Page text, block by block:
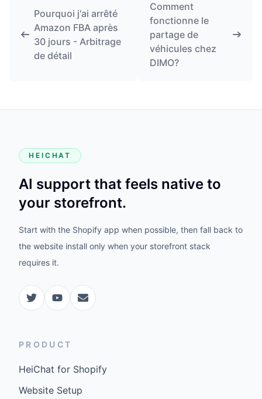
Pourquoi j'ai arrêté
Amazon FBA après
30 jours - Arbitrage
de détail
Comment
fonctionne le
partage de
véhicules chez
DIMO?
HEICHAT
AI support that feels native to
your storefront.
Start with the Shopify app when possible, then fall back to
the website install only when your storefront stack
requires it.
PRODUCT
HeiChat for Shopify
Website Setup